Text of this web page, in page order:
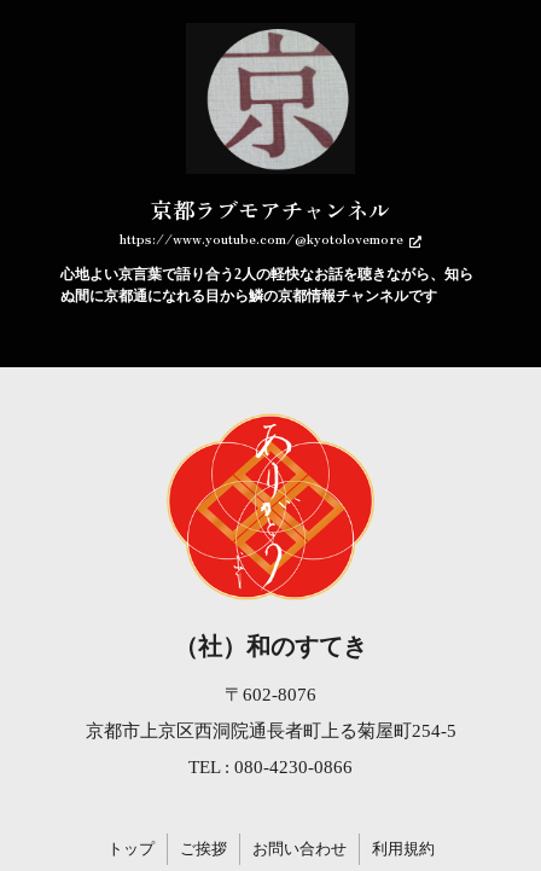
京都ラブモアチャンネル
https://www.youtube.com/@kyotolovemore
心地よい京言葉で語り合う2人の軽快なお話を聴きながら、知ら
ぬ間に京都通になれる目から鱗の京都情報チャンネルです
（社）和のすてき
〒602-8076
京都市上京区西洞院通長者町上る菊屋町254-5
TEL : 080-4230-0866
トップ ご挨拶 お問い合わせ 利用規約